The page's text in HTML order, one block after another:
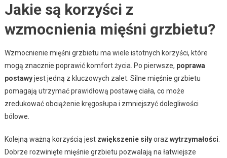
Jakie są korzyści z
wzmocnienia mięśni grzbietu?
Wzmocnienie mięśni grzbietu ma wiele istotnych korzyści, które
mogą znacznie poprawić komfort życia. Po pierwsze, poprawa
postawyjest jedną z kluczowych zalet. Silne mięśnie grzbietu
pomagają utrzymać prawidłową postawę ciała, co może
zredukować obciążenie kręgosłupa i zmniejszyć dolegliwości
bólowe.
Kolejną ważną korzyścią jest zwiększenie siłyoraz wytrzymałości
Dobrze rozwinięte mięśnie grzbietu pozwalają na łatwiejsze